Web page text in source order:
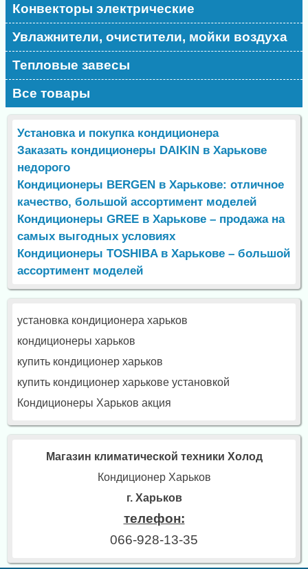
Конвекторы электрические
Увлажнители, очистители, мойки воздуха
Тепловые завесы
Все товары
Установка и покупка кондиционера
Заказать кондиционеры DAIKIN в Харькове
недорого
Кондиционеры BERGEN в Харькове: отличное
качество, большой ассортимент моделей
Кондиционеры GREE в Харькове – продажа на
самых выгодных условиях
Кондиционеры TOSHIBA в Харькове – большой
ассортимент моделей
установка кондиционера харьков
кондиционеры харьков
купить кондиционер харьков
купить кондиционер харькове установкой
Кондиционеры Харьков акция
Магазин климатической техники Холод
Кондиционер Харьков
г. Харьков
телефон:
066-928-13-35